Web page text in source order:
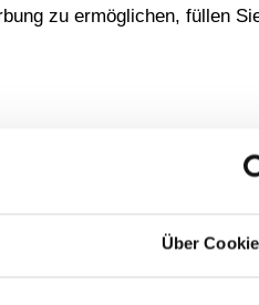
Über
zu ermöglichen, füllen